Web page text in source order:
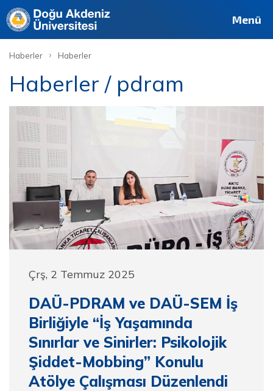
Menü
Haberler › Haberler
Haberler / pdram
Çrş, 2 Temmuz 2025
DAÜ-PDRAM ve DAÜ-SEM İş
Birliğiyle “İş Yaşamında
Sınırlar ve Sinirler: Psikolojik
Şiddet-Mobbing” Konulu
Atölye Çalışması Düzenlendi